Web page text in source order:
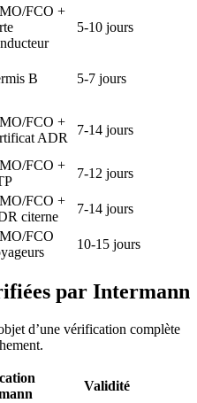
FCO +
5-10 jours
B 5-7 jours
FCO +
ADR
7-14 jours
FCO +
7-12 jours
FCO +
citerne
7-14 jours
FCO
10-15 jours
par Intermann
d’une vérification complète
Validité